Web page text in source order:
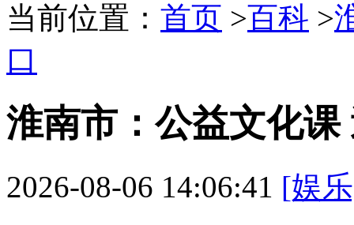
当前位置： 首页 >百科 >
口
淮南市：公益文化课
2026-08-06 14:06:41 [娱